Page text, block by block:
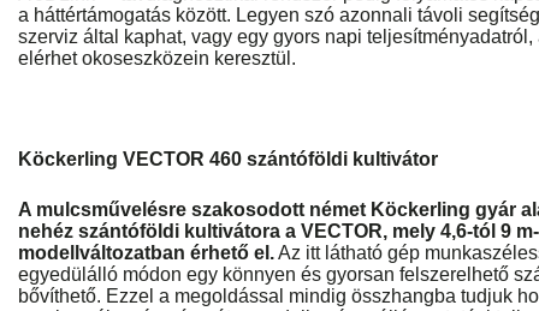
a háttértámogatás között. Legyen szó azonnali távoli
szerviz által kaphat, vagy egy gyors napi
elérhet okoseszközein keresztül.
Köckerling VECTOR 460 szántóföldi kultivátor
A mulcsművelésre szakosodott német Köckerling gyár
nehéz szántóföldi kultivátora a VECTOR, mely 4,6-tól 9
modellváltozatban érhető el.Az itt látható gép
egyedülálló módon egy könnyen és gyorsan felszerelhető
bővíthető. Ezzel a megoldással mindig összhangba tudjuk